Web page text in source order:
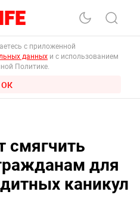
с приложенной
данных и с использованием
Политике.
ОК
смягчить
для
каникул